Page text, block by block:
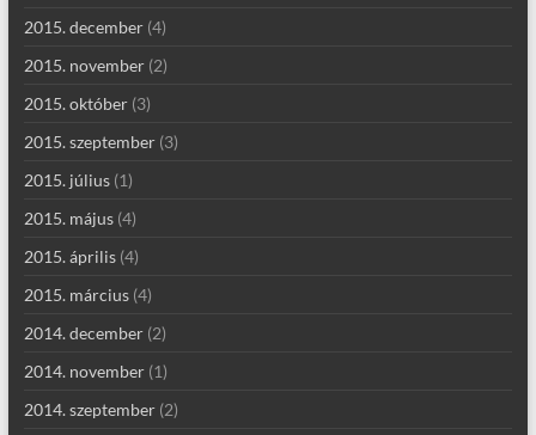
2015. december(4)
2015. november(2)
2015. október(3)
2015. szeptember(3)
2015. július(1)
2015. május(4)
2015. április(4)
2015. március(4)
2014. december(2)
2014. november(1)
2014. szeptember(2)